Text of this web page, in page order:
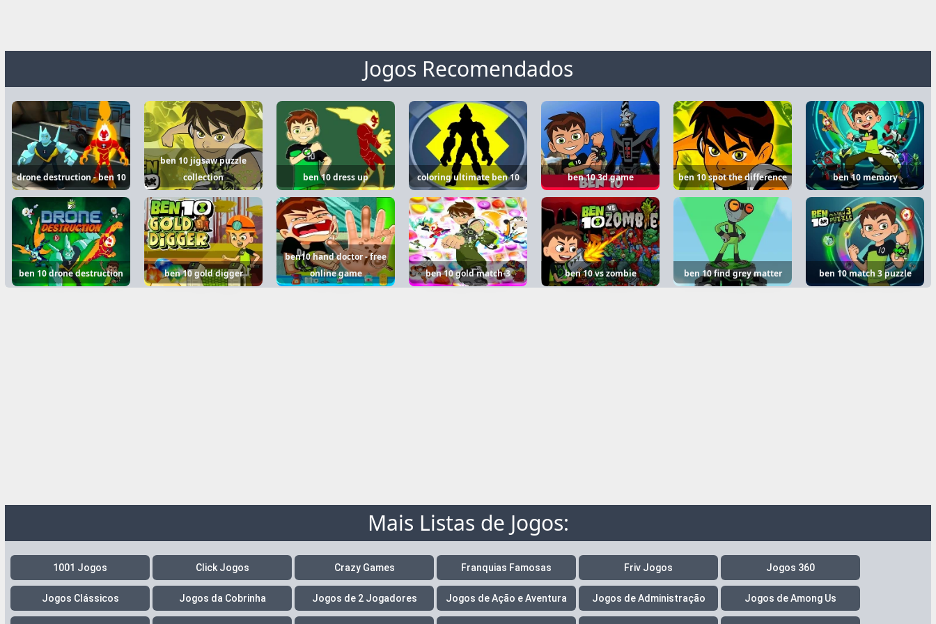
Jogos Recomendados
drone destruction - ben 10
ben 10 jigsaw puzzle
collection
ben 10 dress up coloring ultimate ben 10 ben 10 3d game ben 10 spot the difference ben 10 memory
ben 10 drone destruction ben 10 gold digger
ben10 hand doctor - free
online game
ben 10 gold match-3 ben 10 vs zombie ben 10 find grey matter ben 10 match 3 puzzle
Mais Listas de Jogos:
1001 Jogos Click Jogos Crazy Games Franquias Famosas Friv Jogos Jogos 360
Jogos Clássicos Jogos da Cobrinha Jogos de 2 Jogadores Jogos de Ação e Aventura Jogos de Administração Jogos de Among Us